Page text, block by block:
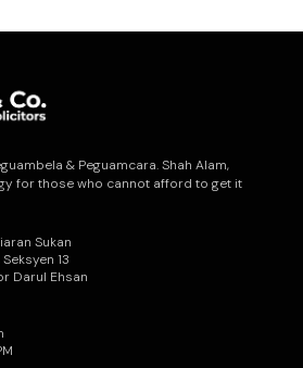
& Peguamcara. Shah Alam,
for those who cannot afford to get it
Sukan
13
Darul Ehsan